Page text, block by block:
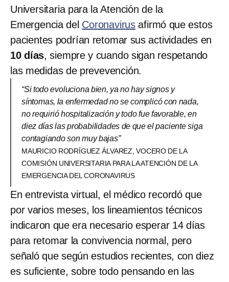
Universitaria para la Atención de la
Emergencia del Coronavirus afirmó que estos
pacientes podrían retomar sus actividades en
10 días, siempre y cuando sigan respetando
las medidas de prevevención.
“Si todo evoluciona bien, ya no hay signos y
síntomas, la enfermedad no se complicó con nada,
no requirió hospitalización y todo fue favorable, en
diez días las probabilidades de que el paciente siga
contagiando son muy bajas”
MAURICIO RODRÍGUEZ ÁLVAREZ, VOCERO DE LA
COMISIÓN UNIVERSITARIA PARA LA ATENCIÓN DE LA
EMERGENCIA DEL CORONAVIRUS
En entrevista virtual, el médico recordó que
por varios meses, los lineamientos técnicos
indicaron que era necesario esperar 14 días
para retomar la convivencia normal, pero
señaló que según estudios recientes, con diez
es suficiente, sobre todo pensando en las